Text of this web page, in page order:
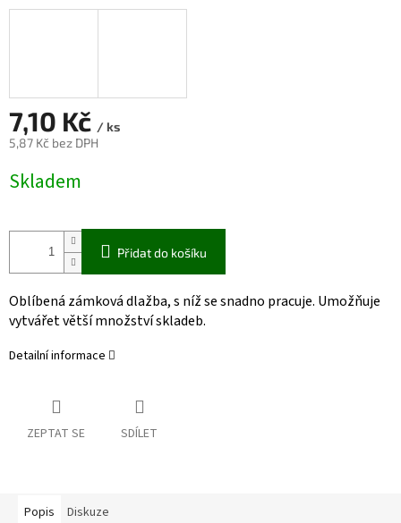
7,10 Kč / ks
5,87 Kč bez DPH
cena:
Skladem
Přidat do košíku
Oblíbená zámkovádlažba,s nížsesnadno pracuje. Umožňuje
vytvářetvětšímnožstvískladeb.
Detailní informace
ZEPTAT SE SDÍLET
Popis Diskuze